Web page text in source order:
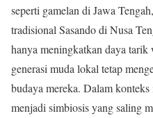
seperti gamelan di Jawa
tradisional Sasando di Nusa
hanya meningkatkan daya tarik
generasi muda lokal tetap
budaya mereka. Dalam
menjadi simbiosis yang saling